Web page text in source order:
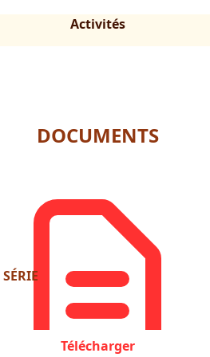
Activités
DOCUMENTS
Télécharger